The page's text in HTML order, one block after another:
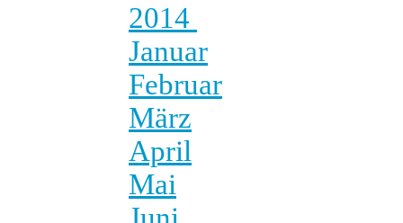
2014
Januar
Februar
März
April
Mai